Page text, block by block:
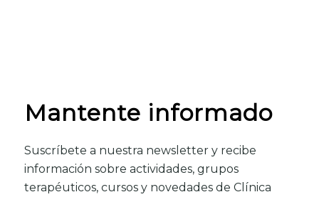
Mantente informado
Suscríbete a nuestra newsletter y recibe
información sobre actividades, grupos
terapéuticos, cursos y novedades de Clínica